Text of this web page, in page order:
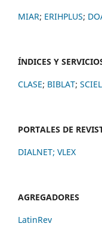
MIAR; ERIHPLUS;
ÍNDICES Y
CLASE; BIBLAT;
PORTALES DE
DIALNET; VLEX
AGREGADORES
LatinRev